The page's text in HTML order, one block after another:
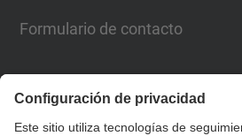
Formulario de contacto
© UPCEscuela Técnica Superior de